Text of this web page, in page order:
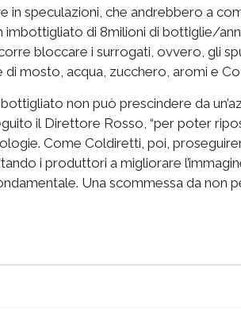
in speculazioni, che andrebbero a
imbottigliato di 8milioni di bottiglie/
bloccare i surrogati, ovvero, gli
mosto, acqua, zucchero, aromi e
non può prescindere da
il Direttore Rosso, “per poter
Come Coldiretti, poi,
i produttori a migliorare
Una scommessa da non